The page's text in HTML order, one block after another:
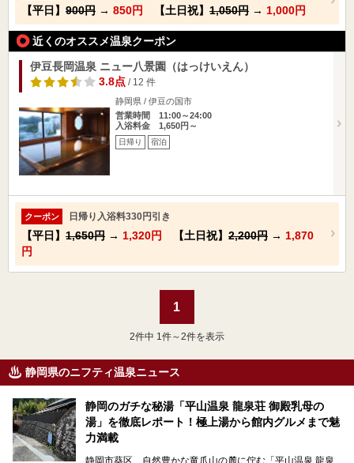
【平日】 900円 → 850円 【土日祝】 1,050円 → 1,000円
近くのオススメ温泉クーポン
伊豆長岡温泉 ニュー八景園（はっけいえん）
3.8点/ 12 件
静岡県 / 伊豆の国市
営業時間 11:00～24:00
入浴料金 1,650円～
日帰り 宿泊
クーポン 日帰り入浴料330円引き
【平日】 1,650円 → 1,320円 【土日祝】 2,200円 → 1,870
円
1
2件中 1件～2件を表示
静岡県のニフティ温泉ニュース
静岡のガチな秘湯「平山温泉 龍泉荘 御殿乳母の
湯」を徹底レポート！極上湯から館内グルメまで魅
力満載
静岡市葵区、自然豊かな竜爪山の麓に佇む「平山温泉 龍泉